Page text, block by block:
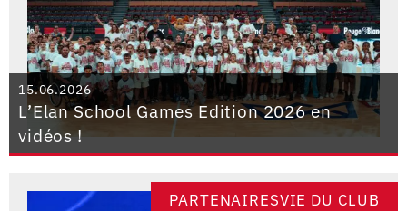
15.06.2026
L’Elan School Games Edition 2026 en
vidéos !
PARTENAIRESVIE DU CLUB